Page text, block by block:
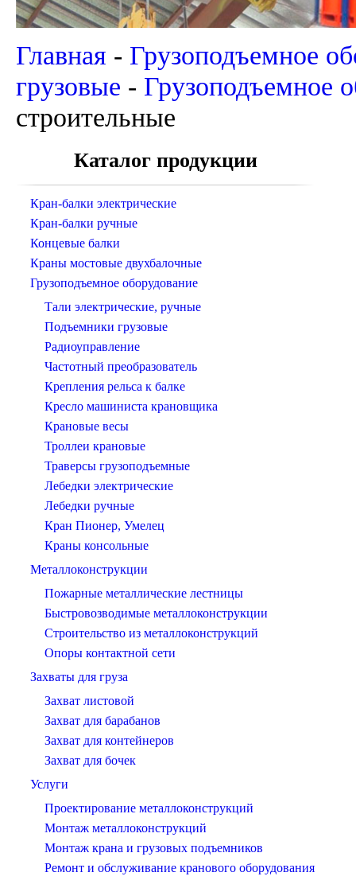
Главная - Грузоподъемное
грузовые - Грузоподъемное
строительные
Каталог продукции
Кран-балки электрические
Кран-балки ручные
Концевые балки
Краны мостовые двухбалочные
Грузоподъемное оборудование
Тали электрические, ручные
Подъемники грузовые
Радиоуправление
Частотный преобразователь
Крепления рельса к балке
Кресло машиниста крановщика
Крановые весы
Троллеи крановые
Траверсы грузоподъемные
Лебедки электрические
Лебедки ручные
Кран Пионер, Умелец
Краны консольные
Металлоконструкции
Пожарные металлические лестницы
Быстровозводимые металлоконструкции
Строительство из металлоконструкций
Опоры контактной сети
Захваты для груза
Захват листовой
Захват для барабанов
Захват для контейнеров
Захват для бочек
Услуги
Проектирование металлоконструкций
Монтаж металлоконструкций
Монтаж крана и грузовых подъемников
Ремонт и обслуживание кранового оборудования